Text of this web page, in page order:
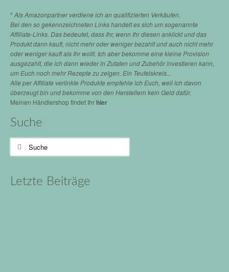
* Als Amazonpartner verdiene ich an qualifizierten Verkäufen.
Bei den so gekennzeichneten Links handelt es sich um sogenannte
Affiliate-Links. Das bedeutet, dass Ihr, wenn Ihr diesen anklickt und das
Produkt dann kauft, nicht mehr oder weniger bezahlt und auch nicht mehr
oder weniger kauft als Ihr wollt. Ich aber bekomme eine kleine Provision
ausgezahlt, die ich dann wieder in Zutaten und Zubehör investieren kann,
um Euch noch mehr Rezepte zu zeigen. Ein Teufelskreis...
Alle per Affiliate verlinkte Produkte empfehle ich Euch, weil ich davon
überzeugt bin und bekomme von den Herstellern kein Geld dafür.
Meinen Händlershop findet Ihr hier
Suche
Suche
nach:
Letzte Beiträge